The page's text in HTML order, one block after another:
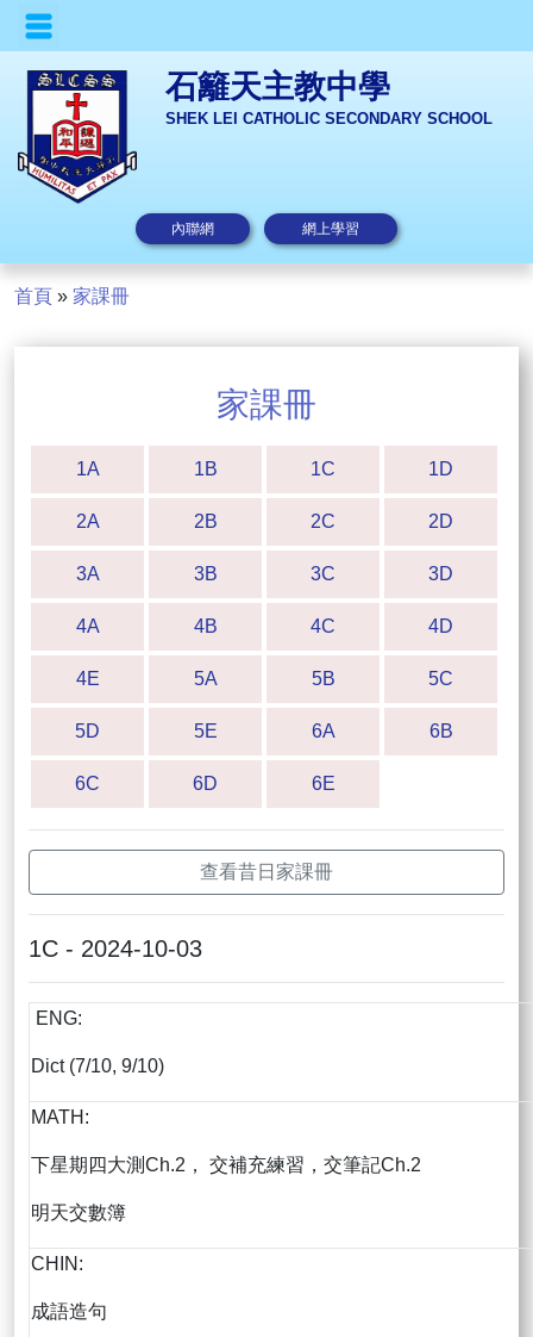
石籬天主教中學
SHEK LEI CATHOLIC SECONDARY SCHOOL
內聯網 網上學習
首頁 » 家課冊
家課冊
1A 1B 1C 1D
2A 2B 2C 2D
3A 3B 3C 3D
4A 4B 4C 4D
4E 5A 5B 5C
5D 5E 6A 6B
6C 6D 6E
查看昔日家課冊
1C - 2024-10-03
ENG:
Dict (7/10, 9/10)
MATH:
下星期四大測Ch.2， 交補充練習，交筆記Ch.2
明天交數簿
CHIN:
成語造句